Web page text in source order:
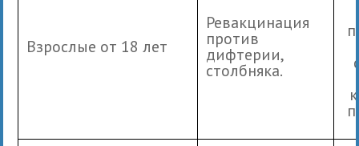
Взрослые от 18 лет
Ревакцинация
против
дифтерии,
столбняка.